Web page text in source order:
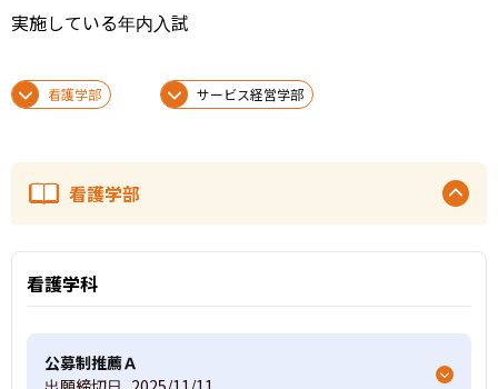
実施している年内入試
看護学部 サービス経営学部
看護学部
看護学科
公募制推薦Ａ